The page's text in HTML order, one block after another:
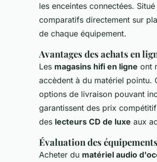
les enceintes connectées.
comparatifs directement sur
de chaque équipement.
Avantages des achats en
Les magasins hifi en ligne ont
accèdent à du matériel pointu.
options de livraison pouvant
garantissent des prix
des lecteurs CD de luxe aux
Évaluation des
Acheter du matériel audio